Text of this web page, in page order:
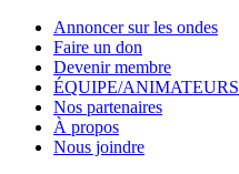
Annoncer sur les ondes
Faire un don
Devenir membre
ÉQUIPE/ANIMATEURS
Nos partenaires
À propos
Nous joindre